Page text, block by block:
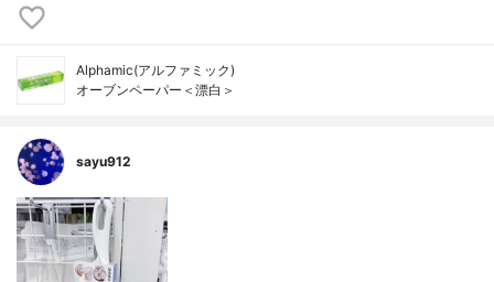
Alphamic(アルファミック)
オーブンペーパー＜漂白＞
sayu912